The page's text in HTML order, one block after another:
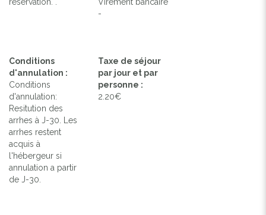
-
Conditions
d'annulation :
Conditions
d'annulation:
Resitution des
arrhes à J-30. Les
arrhes restent
acquis à
l'hébergeur si
annulation a partir
de J-30.
Taxe de séjour
par jour et par
personne :
2.20€